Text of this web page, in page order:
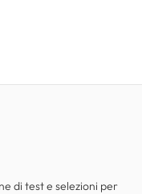
di test e selezioni per